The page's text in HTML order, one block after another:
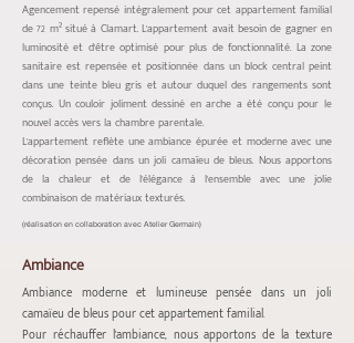
Agencement repensé intégralement pour cet appartement familial
de 72 m² situé à Clamart. L'appartement avait besoin de gagner en
luminosité et d'être optimisé pour plus de fonctionnalité. La zone
sanitaire est repensée et positionnée dans un block central peint
dans une teinte bleu gris et autour duquel des rangements sont
conçus. Un couloir joliment dessiné en arche a été conçu pour le
nouvel accès vers la chambre parentale.
L'appartement reflète une ambiance épurée et moderne avec une
décoration pensée dans un joli camaïeu de bleus. Nous apportons
de la chaleur et de l'élégance à l'ensemble avec une jolie
combinaison de matériaux texturés.
(réalisation en collaboration avec Atelier Germain)
Ambiance moderne et lumineuse pensée dans un joli
camaïeu de bleus pour cet appartement familial.
Pour réchauffer l'ambiance, nous apportons de la texture
Ambiance